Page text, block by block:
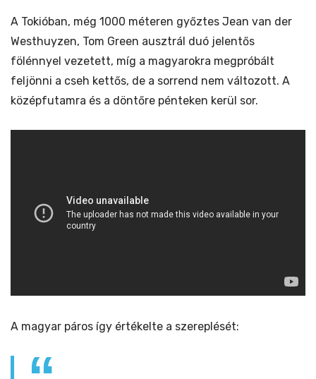
A Tokióban, még 1000 méteren győztes Jean van der
Westhuyzen, Tom Green ausztrál duó jelentős
fölénnyel vezetett, míg a magyarokra megpróbált
feljönni a cseh kettős, de a sorrend nem változott. A
középfutamra és a döntőre pénteken kerül sor.
A magyar páros így értékelte a szereplését: